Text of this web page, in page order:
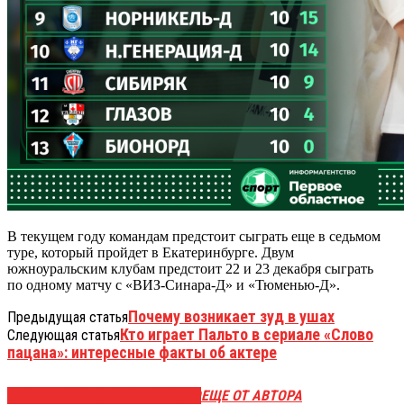
В текущем году командам предстоит сыграть еще в седьмом
туре, который пройдет в Екатеринбурге. Двум
южноуральским клубам предстоит 22 и 23 декабря сыграть
по одному матчу с «ВИЗ-Синара-Д» и «Тюменью-Д».
Предыдущая статьяПочему возникает зуд в ушах
Следующая статьяКто играет Пальто в сериале «Слово
пацана»: интересные факты об актере
ЕЩЕ ОТ АВТОРА